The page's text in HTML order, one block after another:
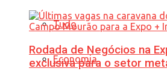
Tudo
Economia
Rodada de Negócios na
exclusiva para o setor